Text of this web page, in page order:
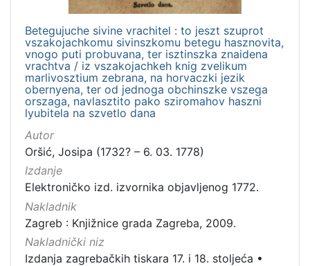
Betegujuche sivine vrachitel : to jeszt szuprot
vszakojachkomu sivinszkomu betegu hasznovita,
vnogo puti probuvana, ter isztinszka znaidena
vrachtva / iz vszakojachkeh knig zvelikum
marlivosztium zebrana, na horvaczki jezik
obernyena, ter od jednoga obchinszke vszega
orszaga, navlasztito pako sziromahov haszni
lyubitela na szvetlo dana
Autor
Oršić, Josipa (1732? – 6. 03. 1778)
Izdanje
Elektroničko izd. izvornika objavljenog 1772.
Nakladnik
Zagreb : Knjižnice grada Zagreba, 2009.
Nakladnički niz
Izdanja zagrebačkih tiskara 17. i 18. stoljeća •